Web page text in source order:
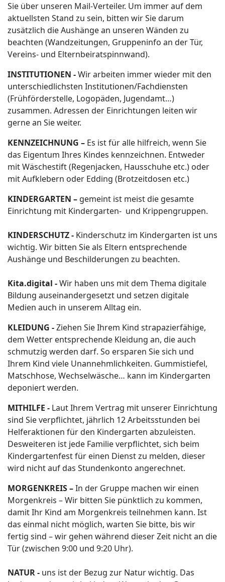
Sie über unseren Mail-Verteiler. Um immer auf dem
aktuellsten Stand zu sein, bitten wir Sie darum
zusätzlich die Aushänge an unseren Wänden zu
beachten (Wandzeitungen, Gruppeninfo an der Tür,
Vereins- und Elternbeiratspinnwand).
INSTITUTIONEN -Wir arbeiten immer wieder mit den
unterschiedlichsten Institutionen/Fachdiensten
(Frühförderstelle, Logopäden, Jugendamt…)
zusammen. Adressen der Einrichtungen leiten wir
gerne an Sie weiter.
KENNZEICHNUNG – Es ist für alle hilfreich, wenn Sie
das Eigentum Ihres Kindes kennzeichnen. Entweder
mit Wäschestift (Regenjacken, Hausschuhe etc.) oder
mit Aufklebern oder Edding (Brotzeitdosen etc.)
KINDERGARTEN – gemeint ist meist die gesamte
Einrichtung mit Kindergarten- und Krippengruppen.
KINDERSCHUTZ - Kinderschutz im Kindergarten ist uns
wichtig. Wir bitten Sie als Eltern entsprechende
Aushänge und Beschilderungen zu beachten.
Kita.digital -Wir haben uns mit dem Thema digitale
Bildung auseinandergesetzt und setzen digitale
Medien auch in unserem Alltag ein.
KLEIDUNG -Ziehen Sie Ihrem Kind strapazierfähige,
dem Wetter entsprechende Kleidung an, die auch
schmutzig werden darf. So ersparen Sie sich und
Ihrem Kind viele Unannehmlichkeiten. Gummistiefel,
Matschhose, Wechselwäsche… kann im Kindergarten
deponiert werden.
MITHILFE - Laut Ihrem Vertrag mit unserer Einrichtung
sind Sie verpflichtet, jährlich 12 Arbeitsstunden bei
Helferaktionen für den Kindergarten abzuleisten.
Desweiteren ist jede Familie verpflichtet, sich beim
Kindergartenfest für einen Dienst zu melden, dieser
wird nicht auf das Stundenkonto angerechnet.
MORGENKREIS –In der Gruppe machen wir einen
Morgenkreis – Wir bitten Sie pünktlich zu kommen,
damit Ihr Kind am Morgenkreis teilnehmen kann. Ist
das einmal nicht möglich, warten Sie bitte, bis wir
fertig sind – wir gehen während dieser Zeit nicht an die
Tür (zwischen 9:00 und 9:20 Uhr).
NATUR - uns ist der Bezug zur Natur wichtig. Das